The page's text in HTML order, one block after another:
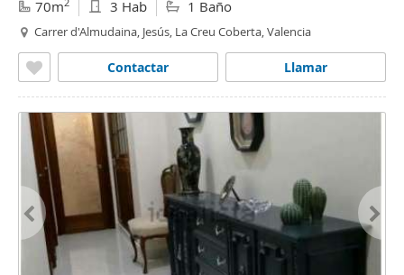
70m 3 Hab 1 Baño
Carrer d'Almudaina, Jesús, La Creu Coberta, Valencia
Llamar
Contactar